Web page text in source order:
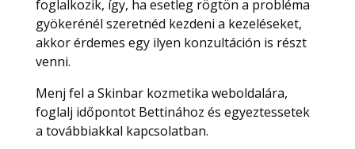
foglalkozik, így, ha esetleg rögtön a probléma
gyökerénél szeretnéd kezdeni a kezeléseket,
akkor érdemes egy ilyen konzultáción is részt
venni.
Menj fel a Skinbar kozmetika weboldalára,
foglalj időpontot Bettinához és egyeztessetek
a továbbiakkal kapcsolatban.